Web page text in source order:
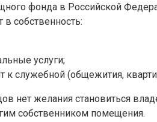
фонда в Российской
собственность:
услуги;
служебной (общежития,
нет желания становиться
собственником помещения.